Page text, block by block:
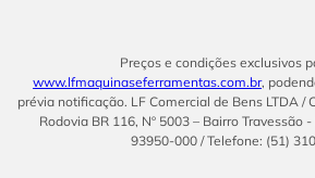
Preços e condições exclusivos
www.lfmaquinaseferramentas.com.br,
prévia notificação. LF Comercial de Bens LTDA /
Rodovia BR 116, Nº 5003 – Bairro Travessão
93950-000 / Telefone: (51)